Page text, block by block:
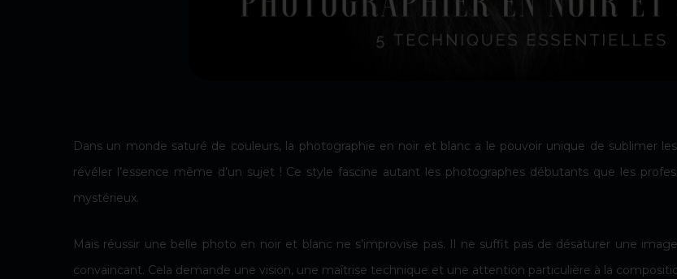
Dans un monde saturé de couleurs, la photographie en noir et blanc a le pouvoir unique de sublimer
révéler l’essence même d’un sujet ! Ce style fascine autant les photographes débutants que les
mystérieux.
Mais réussir une belle photo en noir et blanc ne s’improvise pas. Il ne suffit pas de désaturer une
convaincant. Cela demande une vision, une maîtrise technique et une attention particulière à la